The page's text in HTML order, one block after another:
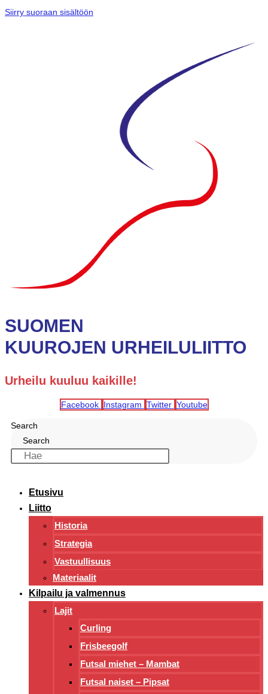
Siirry suoraan sisältöön
SUOMEN
KUUROJEN URHEILULIITTO
Urheilu kuuluu kaikille!
Facebook Instagram Twitter Youtube
Search
Search
Etusivu
Liitto
Historia
Strategia
Vastuullisuus
Materiaalit
Kilpailu ja valmennus
Lajit
Curling
Frisbeegolf
Futsal miehet – Mambat
Futsal naiset – Pipsat